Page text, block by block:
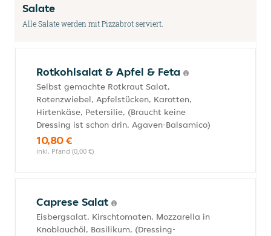
Salate
Alle Salate werden mit Pizzabrot serviert.
Rotkohlsalat & Apfel & Feta
Selbst gemachte Rotkraut Salat,
Rotenzwiebel, Apfelstücken, Karotten,
Hirtenkäse, Petersilie, (Braucht keine
Dressing ist schon drin, Agaven-Balsamico)
10,80 €
inkl. Pfand (0,00 €)
Caprese Salat
Eisbergsalat, Kirschtomaten, Mozzarella in
Knoblauchöl, Basilikum, (Dressing-